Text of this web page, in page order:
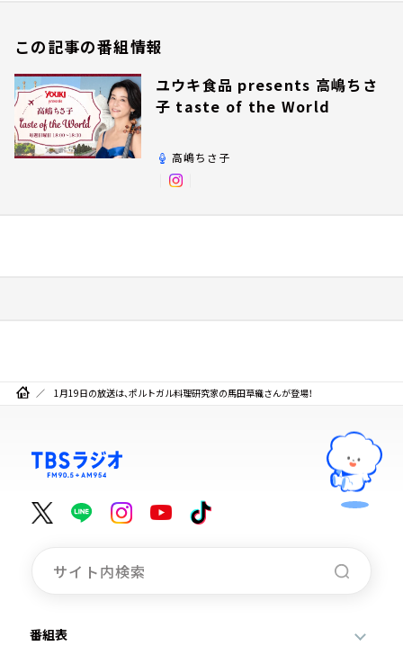
この記事の番組情報
ユウキ食品 presents 高嶋ちさ
子 taste of the World
高嶋ちさ子
1月19日の放送は、ポルトガル料理研究家の馬田草織さんが登場！
番組表